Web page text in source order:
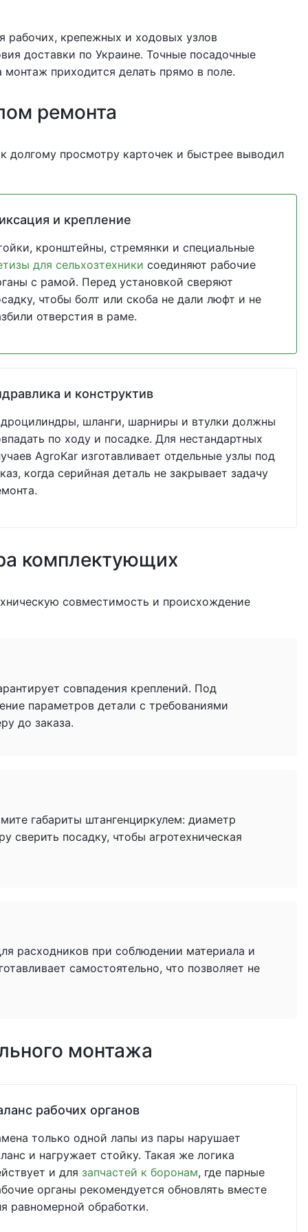
рабочих, крепежных и ходовых узлов
доставки по Украине. Точные посадочные
приходится делать прямо в поле.
ремонта
долгому просмотру карточек и быстрее выводил
и крепление
кронштейны, стремянки и специальные
для сельхозтехники соединяют рабочие
с рамой. Перед установкой сверяют
чтобы болт или скоба не дали люфт и не
отверстия в раме.
и конструктив
шланги, шарниры и втулки должны
по ходу и посадке. Для нестандартных
AgroKar изготавливает отдельные узлы под
когда серийная деталь не закрывает задачу
комплектующих
совместимость и происхождение
совпадения креплений. Под
параметров детали с требованиями
до заказа.
габариты штангенциркулем: диаметр
посадку, чтобы агротехническая
расходников при соблюдении материала и
самостоятельно, что позволяет не
монтажа
рабочих органов
только одной лапы из пары нарушает
и нагружает стойку. Такая же логика
и для запчастей к боронам, где парные
органы рекомендуется обновлять вместе
равномерной обработки.